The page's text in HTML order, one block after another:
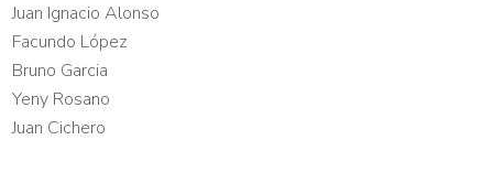
Juan Ignacio Alonso
Facundo López
Bruno Garcia
Yeny Rosano
Juan Cichero